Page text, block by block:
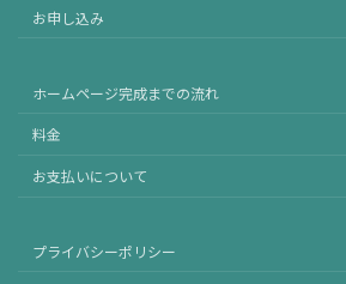
お申し込み
ホームページ完成までの流れ
料金
お支払いについて
プライバシーポリシー